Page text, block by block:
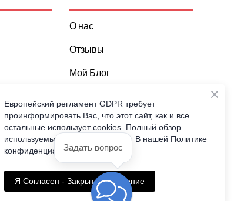
О нас
Отзывы
Мой Блог
Погода и климат
Достопримечательности
Европейский регламент GDPR требует
проинформировать Вас, что этот сайт, как и все
остальные использует cookies. Полный обзор
используемых файлов cookie см. В нашей Политике
конфиденциальности.
Я Согласен - Закрыть сообщение
Задать вопрос